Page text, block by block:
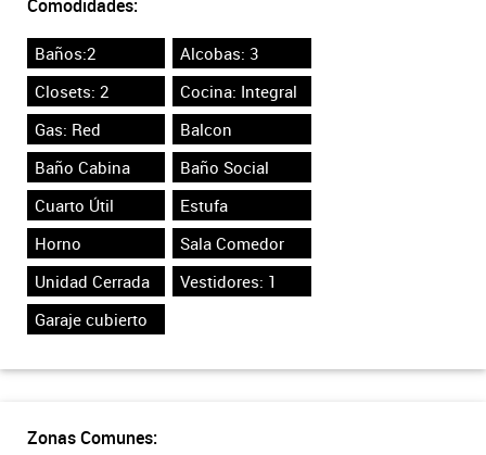
Comodidades:
Baños:2
Alcobas: 3
Closets: 2
Cocina: Integral
Gas: Red
Balcon
Baño Cabina
Baño Social
Cuarto Útil
Estufa
Horno
Sala Comedor
Unidad Cerrada
Vestidores: 1
Garaje cubierto
Zonas Comunes: